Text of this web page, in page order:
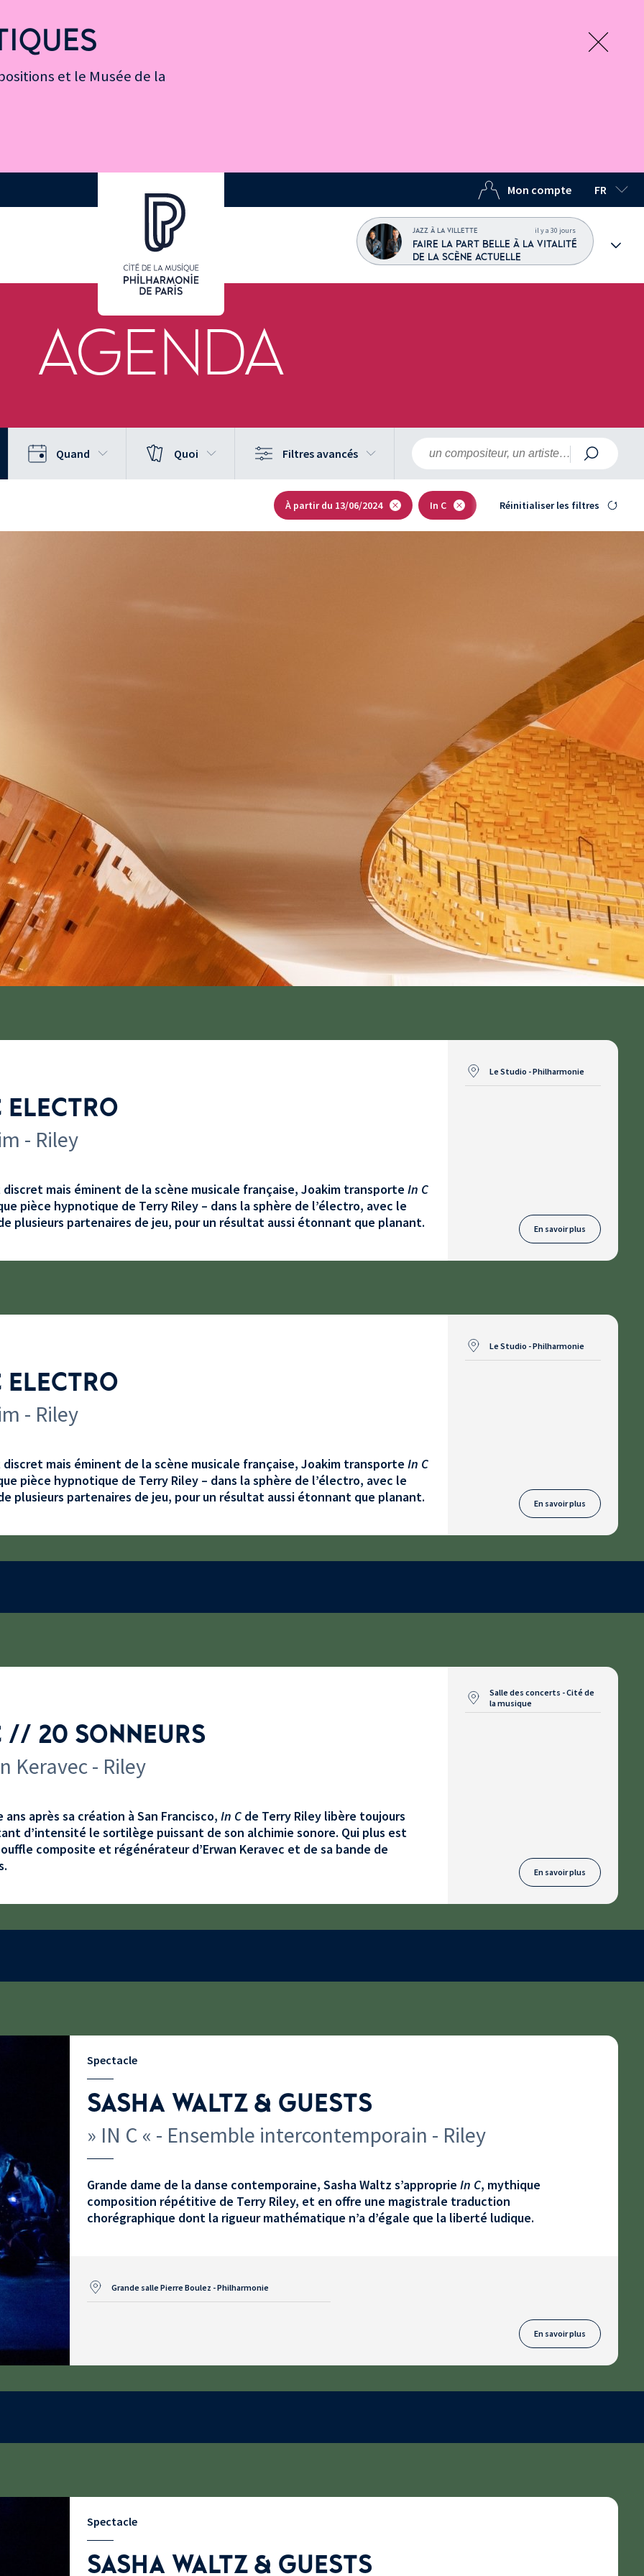
et le Musée de la
Mon compte FR
LANGUE
JAZZ À LA VILLETTE il y a 30 jours
FAIRE LA PART BELLE À LA VITALITÉ
DE LA SCÈNE ACTUELLE
AGENDA
Quand Quoi Filtres avancés
À partir du 13/06/2024 In C Réinitialiser les filtres
ELECTRO
- Riley
discret mais éminent de la scène musicale française, Joakim transporte In C
pièce hypnotique de Terry Riley – dans la sphère de l’électro, avec le
plusieurs partenaires de jeu, pour un résultat aussi étonnant que planant.
Le Studio - Philharmonie
En savoir plus
ELECTRO
- Riley
discret mais éminent de la scène musicale française, Joakim transporte In C
pièce hypnotique de Terry Riley – dans la sphère de l’électro, avec le
plusieurs partenaires de jeu, pour un résultat aussi étonnant que planant.
Le Studio - Philharmonie
En savoir plus
// 20 SONNEURS
Keravec - Riley
ans après sa création à San Francisco, In C de Terry Riley libère toujours
d’intensité le sortilège puissant de son alchimie sonore. Qui plus est
composite et régénérateur d’Erwan Keravec et de sa bande de
Salle des concerts - Cité de
la musique
En savoir plus
Spectacle
SASHA WALTZ & GUESTS
» IN C « - Ensemble intercontemporain - Riley
Grande dame de la danse contemporaine, Sasha Waltz s’approprie In C, mythique
composition répétitive de Terry Riley, et en offre une magistrale traduction
chorégraphique dont la rigueur mathématique n’a d’égale que la liberté ludique.
Grande salle Pierre Boulez - Philharmonie
En savoir plus
Spectacle
SASHA WALTZ & GUESTS